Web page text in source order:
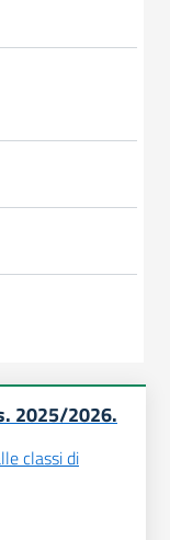
2025/2026.
classi di